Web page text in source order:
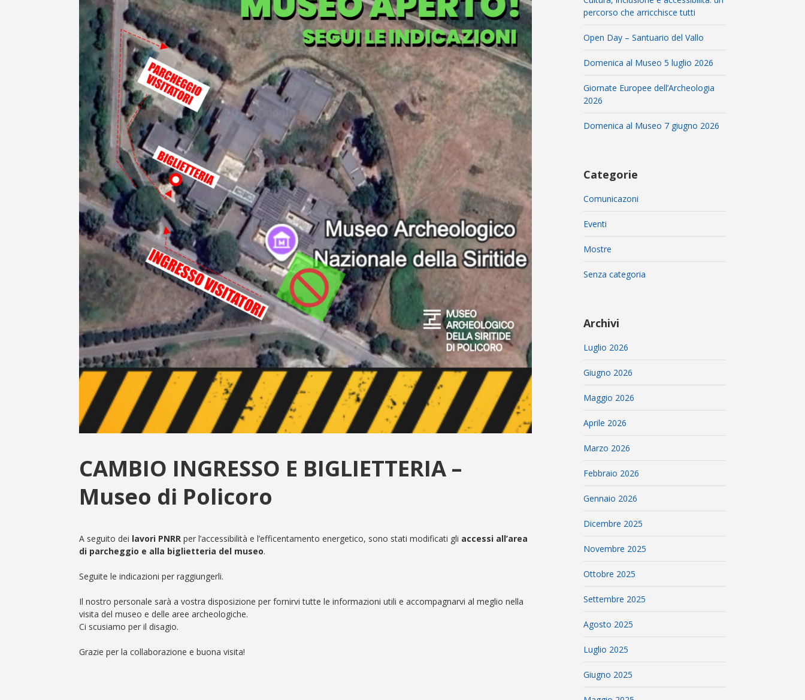
CAMBIO INGRESSO E BIGLIETTERIA –
Museo di Policoro
A seguito dei lavori PNRR per l’accessibilità e l’efficentamento energetico, sono stati modificati gli accessi all’area
di parcheggio e alla biglietteria del museo.
Seguite le indicazioni per raggiungerli.
Il nostro personale sarà a vostra disposizione per fornirvi tutte le informazioni utili e accompagnarvi al meglio nella
visita del museo e delle aree archeologiche.
Ci scusiamo per il disagio.
Grazie per la collaborazione e buona visita!
percorso che arricchisce tutti
Open Day – Santuario del Vallo
Domenica al Museo 5 luglio 2026
Giornate Europee dell’Archeologia
2026
Domenica al Museo 7 giugno 2026
Categorie
Comunicazoni
Eventi
Mostre
Senza categoria
Archivi
Luglio 2026
Giugno 2026
Maggio 2026
Aprile 2026
Marzo 2026
Febbraio 2026
Gennaio 2026
Dicembre 2025
Novembre 2025
Ottobre 2025
Settembre 2025
Agosto 2025
Luglio 2025
Giugno 2025